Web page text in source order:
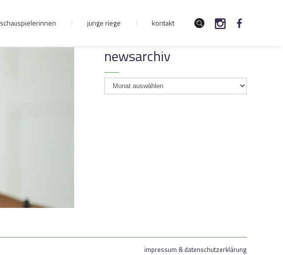
schauspielerinnen junge riege kontakt
newsarchiv
newsarchiv
impressum & datenschutzerklärung